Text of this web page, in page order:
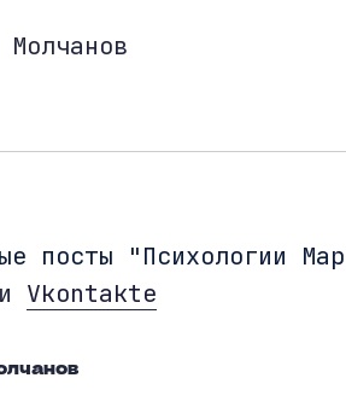
посты "Психологии
и Vkontakte